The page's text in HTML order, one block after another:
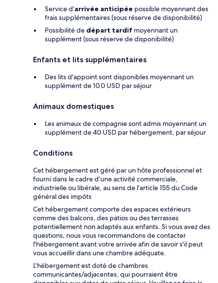
Service d’arrivée anticipée possible moyennant des
frais supplémentaires (sous réserve de disponibilité)
Possibilité de départ tardif moyennant un
supplément (sous réserve de disponibilité)
Enfants et lits supplémentaires
Des lits d'appoint sont disponibles moyennant un
supplément de 10.0 USD par séjour
Animaux domestiques
Les animaux de compagnie sont admis moyennant un
supplément de 40 USD par hébergement, par séjour
Conditions
Cet hébergement est géré par un hôte professionnel et
fourni dans le cadre d’une activité commerciale,
industrielle ou libérale, au sens de l’article 155 du Code
général des impôts
Cet hébergement comporte des espaces extérieurs
comme des balcons, des patios ou des terrasses
potentiellement non adaptés aux enfants. Si vous avez des
questions, nous vous recommandons de contacter
l'hébergement avant votre arrivée afin de savoir s'il peut
vous accueillir dans une chambre adéquate.
L'hébergement est doté de chambres
communicantes/adjacentes, qui pourraient être